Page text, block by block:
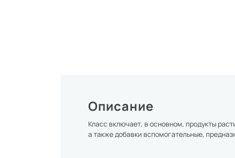
Описание
Класс включает, в основном, продукты
а также добавки вспомогательные,